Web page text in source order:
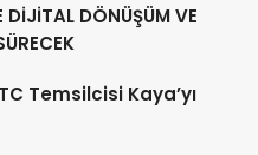
DİJİTAL DÖNÜŞÜM VE
Temsilcisi Kaya’yı